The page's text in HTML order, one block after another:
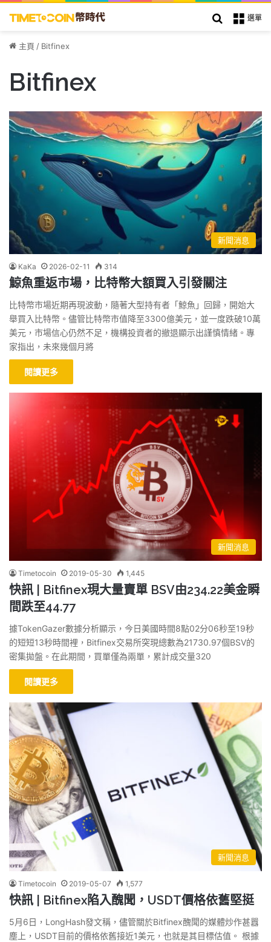
選單
搜索
主頁 / Bitfinex
Bitfinex
新聞消息
KaKa 2026-02-11 314
鯨魚重返市場，比特幣大額買入引發關注
比特幣市場近期再現波動，隨著大型持有者「鯨魚」回歸，開始大
舉買入比特幣。儘管比特幣市值降至3300億美元，並一度跌破10萬
美元，市場信心仍然不足，機構投資者的撤退顯示出謹慎情緒。專
家指出，未來幾個月將
閱讀更多
新聞消息
Timetocoin 2019-05-30 1,445
快訊 | Bitfinex現大量賣單 BSV由234.22美金瞬
間跌至44.77
據TokenGazer數據分析顯示，今日美國時間8點02分06秒至19秒
的短短13秒時間裡，Bitfinex交易所突現總數為21730.97個BSV的
密集拋盤。在此期間，買單僅為兩單，累計成交量320
閱讀更多
新聞消息
Timetocoin 2019-05-07 1,577
快訊 | Bitfinex陷入醜聞，USDT價格依舊堅挺
5月6日，LongHash發文稱，儘管關於Bitfinex醜聞的媒體炒作甚囂
塵上，USDT目前的價格依舊接近1美元，也就是其目標估值。 根據